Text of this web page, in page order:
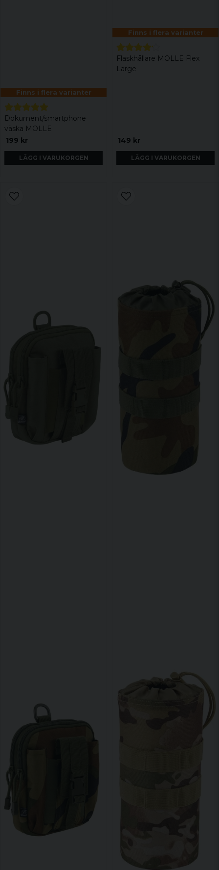
Finns i flera varianter
Dokument/smartphone
väska MOLLE
199 kr
LÄGG I VARUKORGEN
Finns i flera varianter
Flaskhållare MOLLE Flex
Large
149 kr
LÄGG I VARUKORGEN